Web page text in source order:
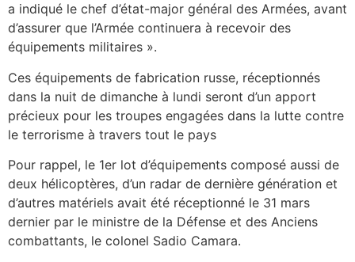
a indiqué le chef d’état-major général des Armées, avant
d’assurer que l’Armée continuera à recevoir des
équipements militaires ».
Ces équipements de fabrication russe, réceptionnés
dans la nuit de dimanche à lundi seront d’un apport
précieux pour les troupes engagées dans la lutte contre
le terrorisme à travers tout le pays
Pour rappel, le 1er lot d’équipements composé aussi de
deux hélicoptères, d’un radar de dernière génération et
d’autres matériels avait été réceptionné le 31 mars
dernier par le ministre de la Défense et des Anciens
combattants, le colonel Sadio Camara.